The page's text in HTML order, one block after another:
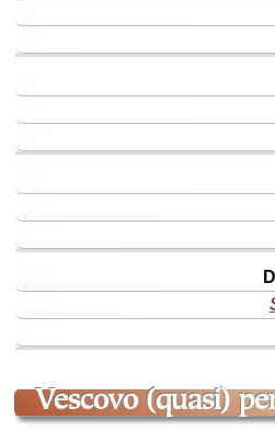
vescovo (quasi)